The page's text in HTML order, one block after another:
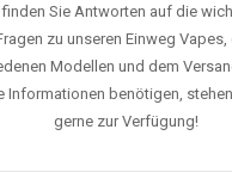
finden Sie Antworten auf die
zu unseren Einweg Vapes,
Modellen und dem
Informationen benötigen,
gerne zur Verfügung!